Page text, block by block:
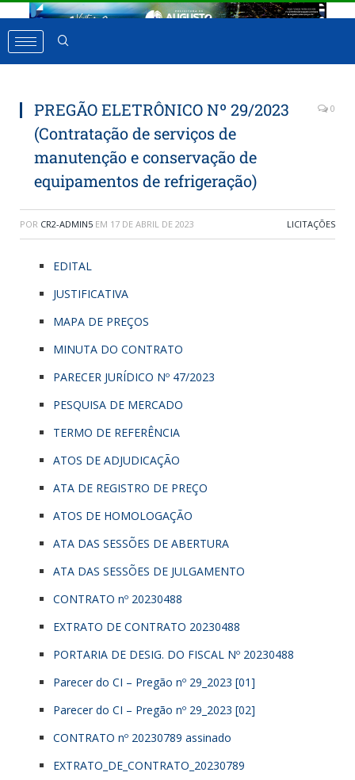
PREGÃO ELETRÔNICO Nº 29/2023
(Contratação de serviços de
manutenção e conservação de
equipamentos de refrigeração)
0
POR CR2-ADMIN5 EM 17 DE ABRIL DE 2023 LICITAÇÕES
EDITAL
JUSTIFICATIVA
MAPA DE PREÇOS
MINUTA DO CONTRATO
PARECER JURÍDICO Nº 47/2023
PESQUISA DE MERCADO
TERMO DE REFERÊNCIA
ATOS DE ADJUDICAÇÃO
ATA DE REGISTRO DE PREÇO
ATOS DE HOMOLOGAÇÃO
ATA DAS SESSÕES DE ABERTURA
ATA DAS SESSÕES DE JULGAMENTO
CONTRATO nº 20230488
EXTRATO DE CONTRATO 20230488
PORTARIA DE DESIG. DO FISCAL Nº 20230488
Parecer do CI – Pregão nº 29_2023 [01]
Parecer do CI – Pregão nº 29_2023 [02]
CONTRATO nº 20230789 assinado
EXTRATO_DE_CONTRATO_20230789